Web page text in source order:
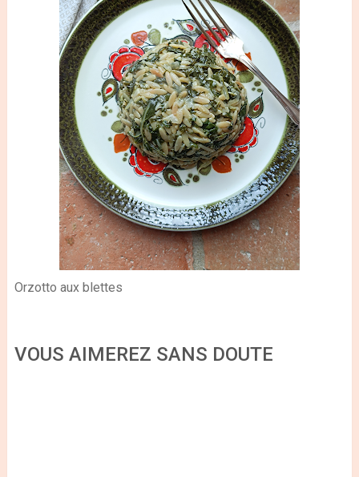
Orzotto aux blettes
VOUS AIMEREZ SANS DOUTE